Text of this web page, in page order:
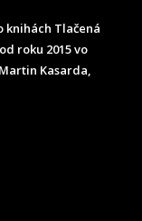
knihách Tlačená
roku 2015 vo
Kasarda,